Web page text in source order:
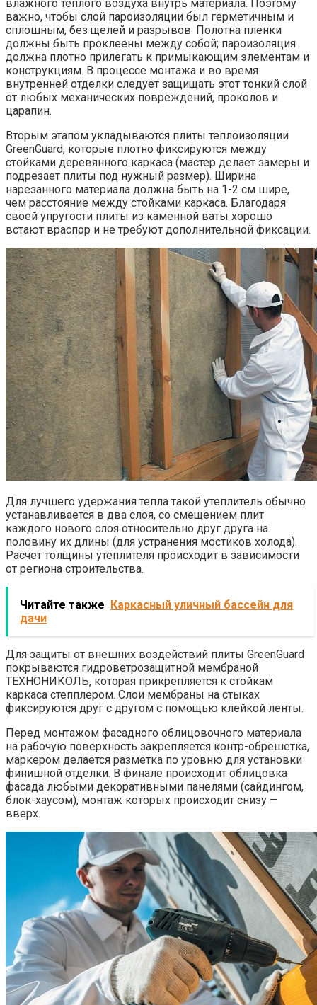
влажного теплого воздуха внутрь материала. Поэтому
важно, чтобы слой пароизоляции был герметичным и
сплошным, без щелей и разрывов. Полотна пленки
должны быть проклеены между собой; пароизоляция
должна плотно прилегать к примыкающим элементам и
конструкциям. В процессе монтажа и во время
внутренней отделки следует защищать этот тонкий слой
от любых механических повреждений, проколов и
царапин.
Вторым этапом укладываются плиты теплоизоляции
GreenGuard, которые плотно фиксируются между
стойками деревянного каркаса (мастер делает замеры и
подрезает плиты под нужный размер). Ширина
нарезанного материала должна быть на 1-2 см шире,
чем расстояние между стойками каркаса. Благодаря
своей упругости плиты из каменной ваты хорошо
встают враспор и не требуют дополнительной фиксации.
Для лучшего удержания тепла такой утеплитель обычно
устанавливается в два слоя, со смещением плит
каждого нового слоя относительно друг друга на
половину их длины (для устранения мостиков холода).
Расчет толщины утеплителя происходит в зависимости
от региона строительства.
Читайте также
Каркасный уличный бассейн для
дачи
Для защиты от внешних воздействий плиты GreenGuard
покрываются гидроветрозащитной мембраной
ТЕХНОНИКОЛЬ, которая прикрепляется к стойкам
каркаса степплером. Слои мембраны на стыках
фиксируются друг с другом с помощью клейкой ленты.
Перед монтажом фасадного облицовочного материала
на рабочую поверхность закрепляется контр-обрешетка,
маркером делается разметка по уровню для установки
финишной отделки. В финале происходит облицовка
фасада любыми декоративными панелями (сайдингом,
блок-хаусом), монтаж которых происходит снизу —
вверх.